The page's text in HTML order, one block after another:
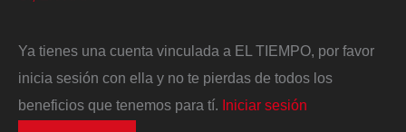
Ya tienes una cuenta vinculada a EL TIEMPO, por favor
inicia sesión con ella y no te pierdas de todos los
beneficios que tenemos para tí. Iniciar sesión